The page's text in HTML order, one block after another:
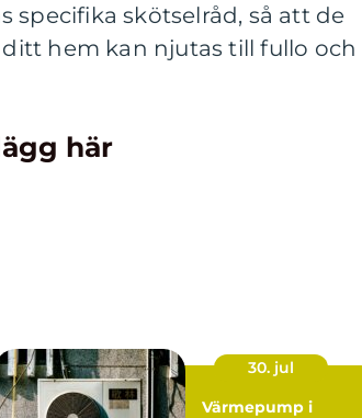
specifika skötselråd, så att de
hem kan njutas till fullo och
här
30. jul
Värmepump i